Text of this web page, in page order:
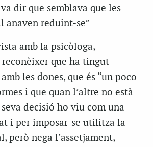
dir que semblava que les
anaven reduint-se”
amb la psicòloga,
reconèixer que ha tingut
les dones, que és “un poco
i que quan l’altre no està
decisió ho viu com una
i per imposar-se utilitza la
però nega l’assetjament,